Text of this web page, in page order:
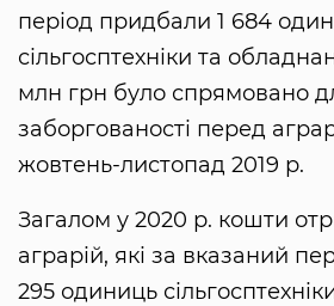
період придбали 1 684
сільгосптехніки та
млн грн було спрямовано
заборгованості перед
жовтень-листопад 2019 р.
Загалом у 2020 р. кошти
аграрій, які за вказаний
295 одиниць